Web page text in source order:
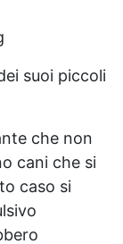
suoi piccoli
che non
cani che si
caso si